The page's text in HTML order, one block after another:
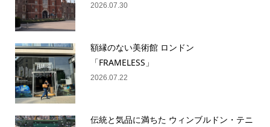
2026.07.30
額縁のない美術館 ロンドン
「FRAMELESS」
2026.07.22
伝統と気品に満ちた ウィンブルドン・テニ